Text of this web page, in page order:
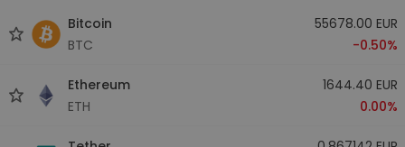
Bitcoin
BTC
55678.00 EUR
-0.50%
Ethereum
ETH
1644.40 EUR
0.00%